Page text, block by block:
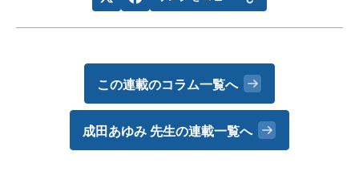
この連載のコラム一覧へ
成田あゆみ 先生の連載一覧へ